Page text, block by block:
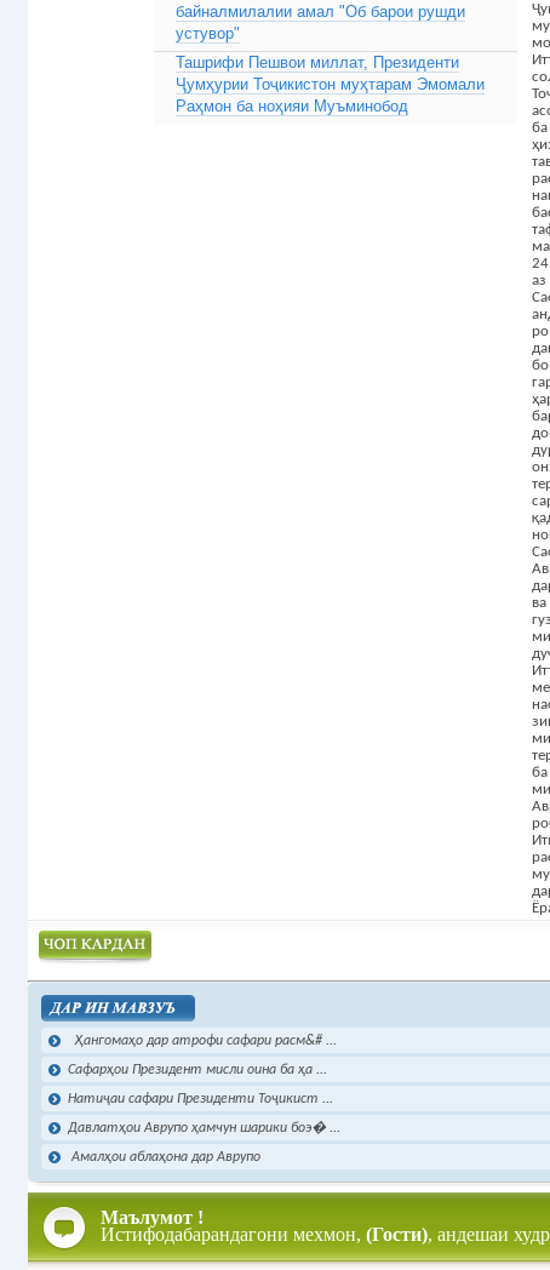
байналмилалии амал "Об барои рушди
устувор"
Ташрифи Пешвои миллат, Президенти
Ҷумҳурии Тоҷикистон муҳтарам Эмомали
Раҳмон ба ноҳияи Муъминобод
аз
Чоп намудан
Ҳангомаҳо дар атрофи сафари расм&# ...
Сафарҳои Президент мисли оина ба ҳа ...
Натиҷаи сафари Президенти Тоҷикист ...
Давлатҳои Аврупо ҳамчун шарики боэ� ...
Амалҳои аблаҳона дар Аврупо
Маълумот !
Истифодабарандагони мехмон, (Гости), андешаи